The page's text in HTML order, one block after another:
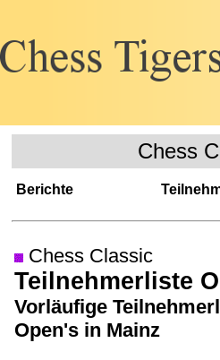
Chess
Berichte
Chess Classic
Teilnehmerliste
Vorläufige
Open's in Mainz